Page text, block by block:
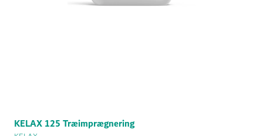
KELAX 125 Træimprægnering